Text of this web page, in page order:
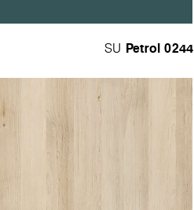
0244
SU Petrol